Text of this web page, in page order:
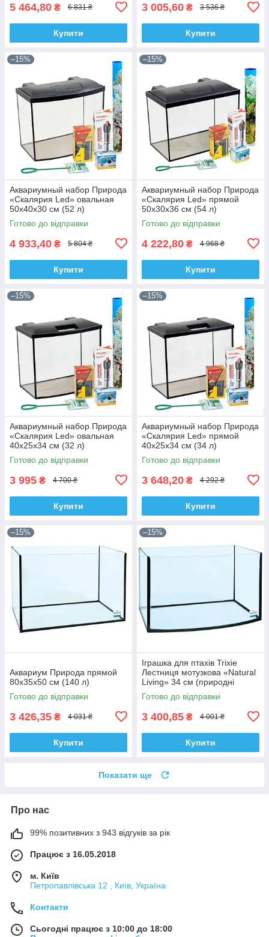
5 464,80 ₴ 6 831 ₴
Купити
3 005,60 ₴ 3 536 ₴
Купити
–15%
Аквариумный набор Природа
«Скалярия Led» овальная
50х40х30 см (52 л)
Готово до відправки
4 933,40 ₴ 5 804 ₴
Купити
–15%
Аквариумный набор Природа
«Скалярия Led» прямой
50x30x36 см (54 л)
Готово до відправки
4 222,80 ₴ 4 968 ₴
Купити
–15%
Аквариумный набор Природа
«Скалярия Led» овальная
40х25х34 см (32 л)
Готово до відправки
3 995 ₴ 4 700 ₴
Купити
–15%
Аквариумный набор Природа
«Скалярия Led» прямой
40х25х34 см (34 л)
Готово до відправки
3 648,20 ₴ 4 292 ₴
Купити
–15%
Аквариум Природа прямой
80x35х50 см (140 л)
Готово до відправки
3 426,35 ₴ 4 031 ₴
Купити
–15%
Іграшка для птахів Trixie
Лестниця мотузкова «Natural
Living» 34 см (природні
матеріали)
Готово до відправки
3 400,85 ₴ 4 001 ₴
Купити
Показати ще
Про нас
99% позитивних з 943 відгуків за рік
Працює з 16.05.2018
м. Київ
Петропавлівська 12 , Київ, Україна
Контакти
Сьогодні працює з 10:00 до 18:00